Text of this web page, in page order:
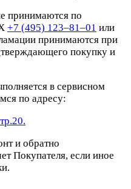
принимаются по
+7 (495) 123–81–01 или
принимаются при
покупку и
в сервисном
по адресу:
и обратно
Покупателя, если иное